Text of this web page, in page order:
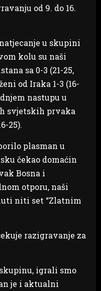
od 9. do 16.
u skupini
kolu su naši
sa 0-3 (21-25,
od Iraka 1-3 (16-
nastupu u
svjetskih prvaka
25).
plasman u
čekao domaćin
Bosna i
otporu, naši
niti set “Zlatnim
razigravanje za
igrali smo
je i aktualni